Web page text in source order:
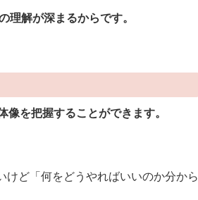
理解が深まるからです。
を把握することができます。
けど「何をどうやればいいのか分から